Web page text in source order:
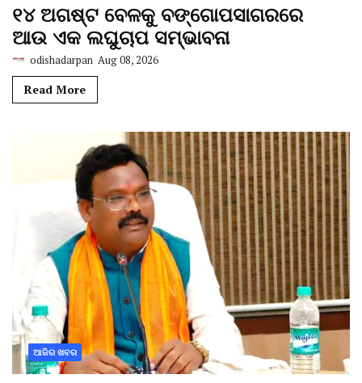
୧୪ ଅଗଷ୍ଟ ବେଳକୁ ବଙ୍ଗୋପସାଗରରେ
ଆଉ ଏକ ଲଘୁଚାପ ସମ୍ଭାବନା
odishadarpan Aug 08, 2026
Read More
ଆଜିର ଖବର